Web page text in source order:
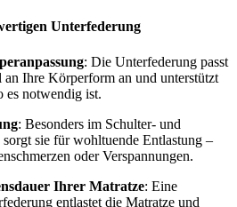
Unterfederung
: Die Unterfederung passt
Ihre Körperform an und unterstützt
es notwendig ist.
: Besonders im Schulter- und
sie für wohltuende Entlastung –
oder Verspannungen.
Ihrer Matratze: Eine
entlastet die Matratze und